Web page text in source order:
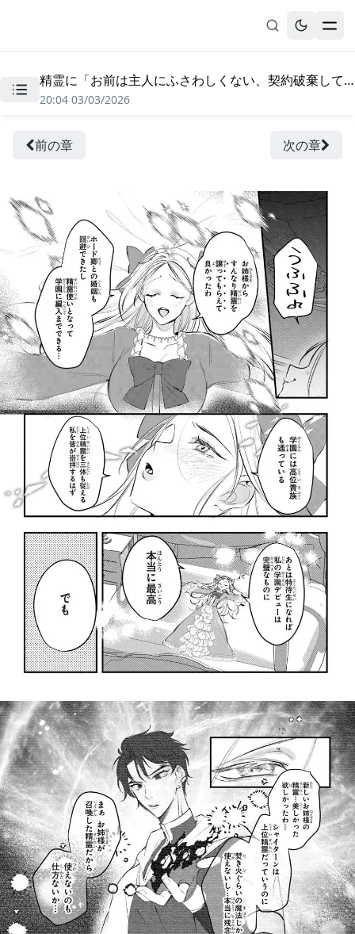
無料漫画
履歴
精霊に「お前は主人にふさわしくない、契約破棄してくれ!」と言われたので、欲しがっている妹に譲ります - 第3.2話
20:04 03/03/2026
前の章 次の章